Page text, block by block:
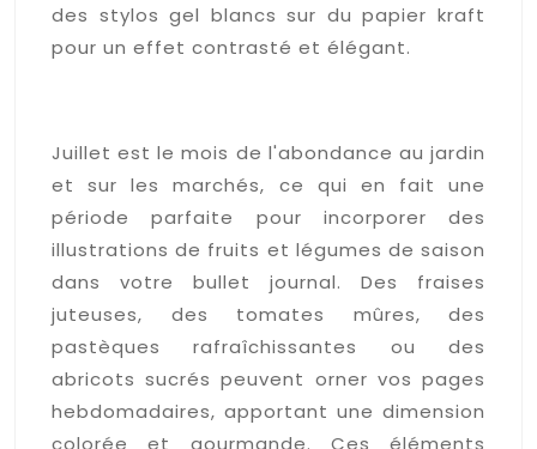
des stylos gel blancs sur du papier kraft
pour un effet contrasté et élégant.
Juillet est le mois de l'abondance au jardin
et sur les marchés, ce qui en fait une
période parfaite pour incorporer des
illustrations de fruits et légumes de saison
dans votre bullet journal. Des fraises
juteuses, des tomates mûres, des
pastèques rafraîchissantes ou des
abricots sucrés peuvent orner vos pages
hebdomadaires, apportant une dimension
colorée et gourmande. Ces éléments